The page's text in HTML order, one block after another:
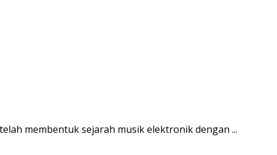
membentuk sejarah musik elektronik dengan ...